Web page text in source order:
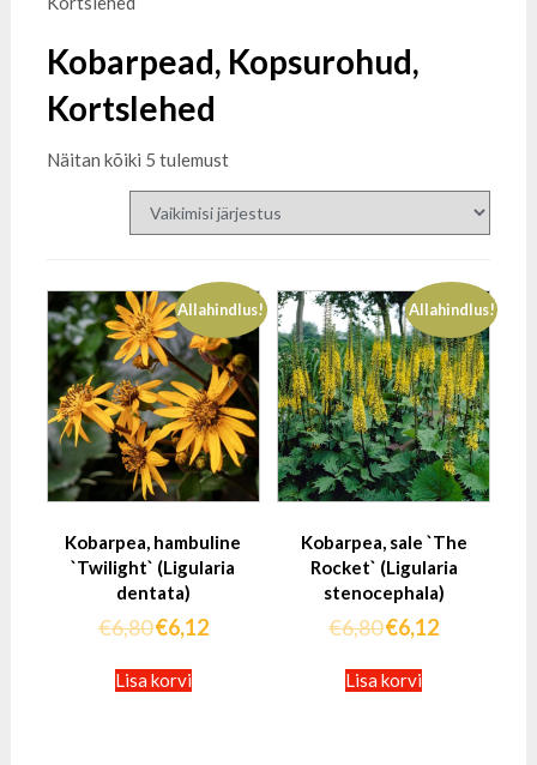
Kobarpead, Kopsurohud,
Kortslehed
Näitan kõiki 5 tulemust
Allahindlus!
Kobarpea, hambuline
`Twilight` (Ligularia
dentata)
€6,80€6,12
Lisa korvi
Allahindlus!
Kobarpea, sale `The
Rocket` (Ligularia
stenocephala)
€6,80€6,12
Lisa korvi